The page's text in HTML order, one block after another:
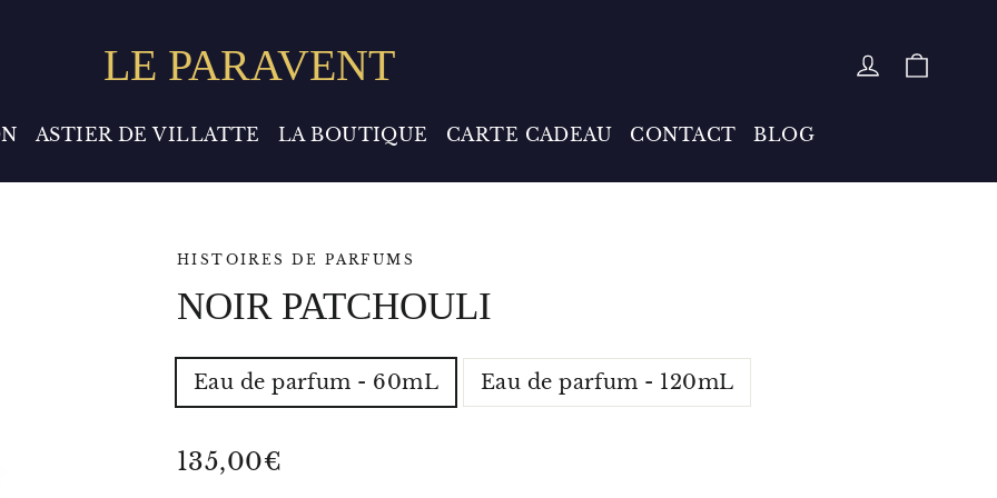
LE PARAVENT SE
ASTIER DE VILLATTE LA BOUTIQUE CARTE CADEAU CONTACT BLOG
HISTOIRES DE PARFUMS
NOIR PATCHOULI
VOLUME
POIDS
Eau de parfum - 60mL Eau de parfum - 120mL
Prix
135,00€